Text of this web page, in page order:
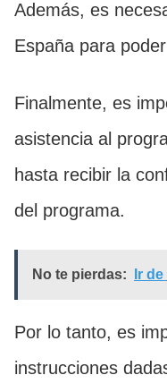
Además, es
España para
Finalmente, es
asistencia al
hasta recibir la
del programa.
No te pierdas: Ir
Por lo tanto, es
instrucciones